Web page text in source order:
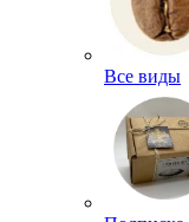
Все виды